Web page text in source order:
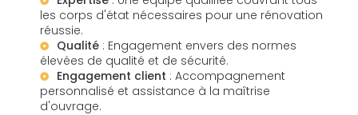
les corps d'état nécessaires pour une rénovation
réussie.
Qualité : Engagement envers des normes
élevées de qualité et de sécurité.
Engagement client : Accompagnement
personnalisé et assistance à la maîtrise
d'ouvrage.